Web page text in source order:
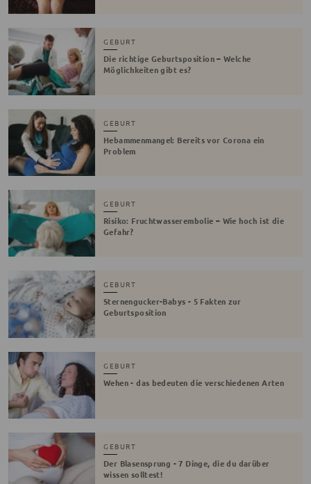
GEBURT
Die richtige Geburtsposition – Welche
Möglichkeiten gibt es?
GEBURT
Hebammenmangel: Bereits vor Corona ein
Problem
GEBURT
Risiko: Fruchtwasserembolie – Wie hoch ist die
Gefahr?
GEBURT
Sternengucker-Babys - 5 Fakten zur
Geburtsposition
GEBURT
Wehen - das bedeuten die verschiedenen Arten
GEBURT
Der Blasensprung - 7 Dinge, die du darüber
wissen solltest!